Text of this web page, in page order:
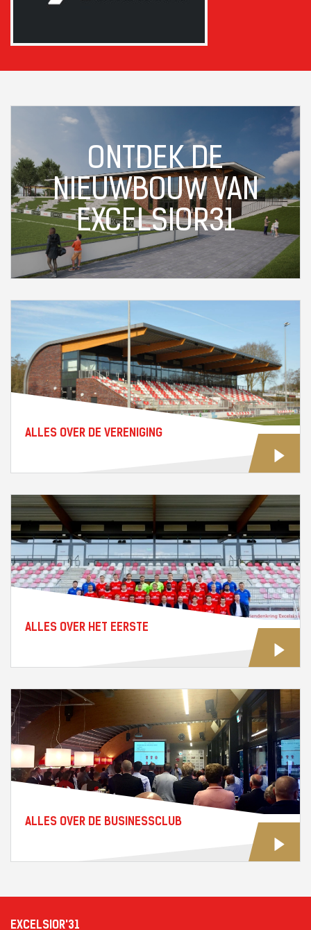
ONTDEK DE
NIEUWBOUW VAN
EXCELSIOR31
ALLES OVER DE VERENIGING
ALLES OVER HET EERSTE
ALLES OVER DE BUSINESSCLUB
EXCELSIOR'31